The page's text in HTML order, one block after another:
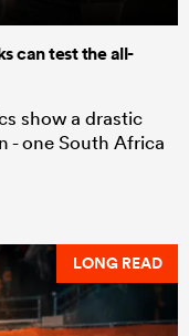
can test the all-
show a drastic
- one South Africa
LONG READ